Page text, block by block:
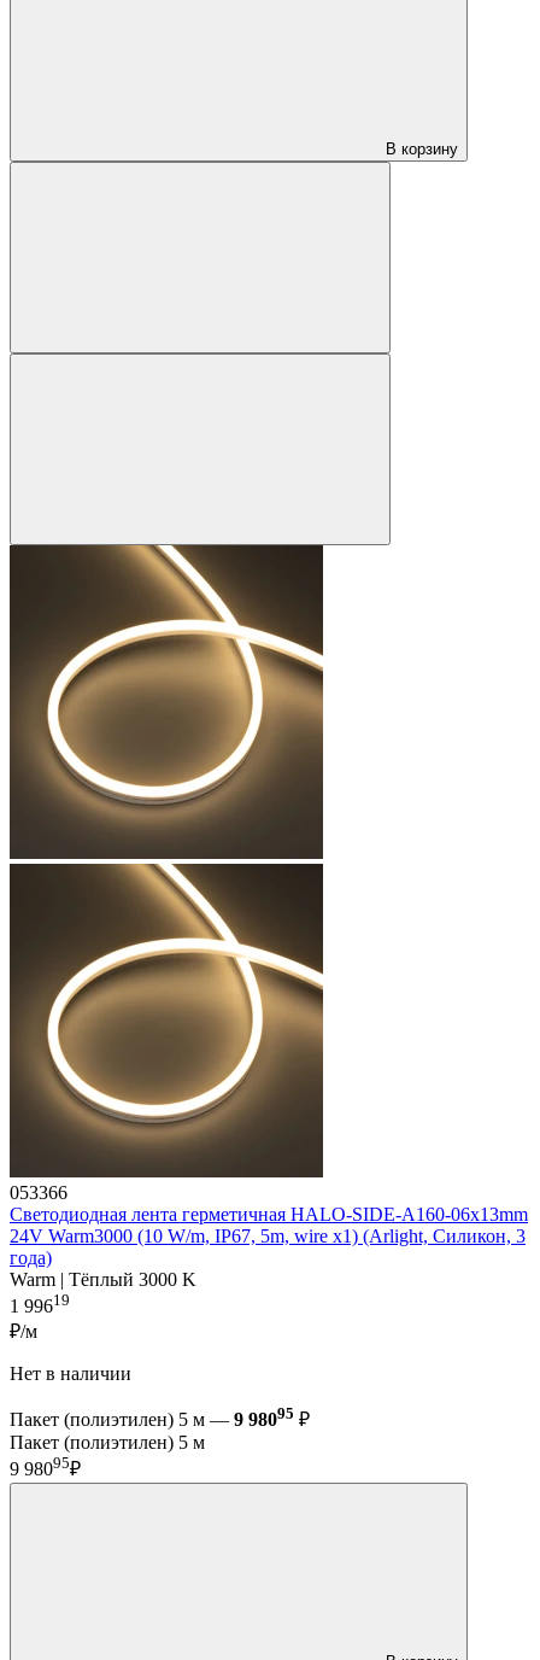
В корзину
053366
Светодиодная лента герметичная HALO-SIDE-A160-06x13mm
24V Warm3000 (10 W/m, IP67, 5m, wire x1) (Arlight, Силикон, 3
года)
Warm | Тёплый 3000 K
1 99619
₽/м
Нет в наличии
Пакет (полиэтилен) 5 м — 9 98095 ₽
Пакет (полиэтилен) 5 м
9 98095₽